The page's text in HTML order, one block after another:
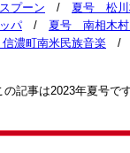
プーン / 夏号 松
パ / 夏号 南相木
濃町南米民族音楽 /
の記事は2023年夏号で